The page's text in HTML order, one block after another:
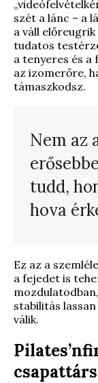
szét a lánc – a
a váll
tudatos
a tenyeres és a
az izomerőre,
támaszkodsz.
Nem az
tudd,
hova
Ez az a
a fejedet is
stabilitás
válik.